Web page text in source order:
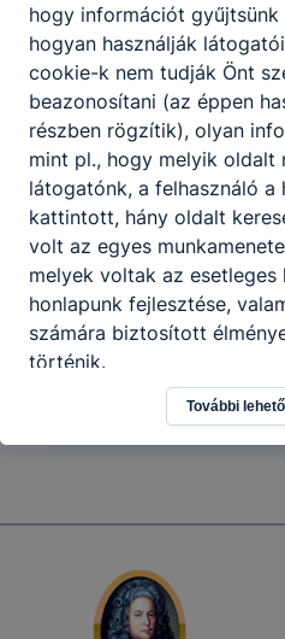
hogy információt
hogyan használják
cookie-k nem tudják Önt
beazonosítani (az éppen
részben rögzítik), olyan
mint pl., hogy melyik oldalt
látogatónk, a felhasználó a
kattintott, hány oldalt
volt az egyes
melyek voltak az esetleges
honlapunk fejlesztése,
számára biztosított
történik.
Hogyan ellenőrizheti és
Minden modern böngésző
k beállításának a
További